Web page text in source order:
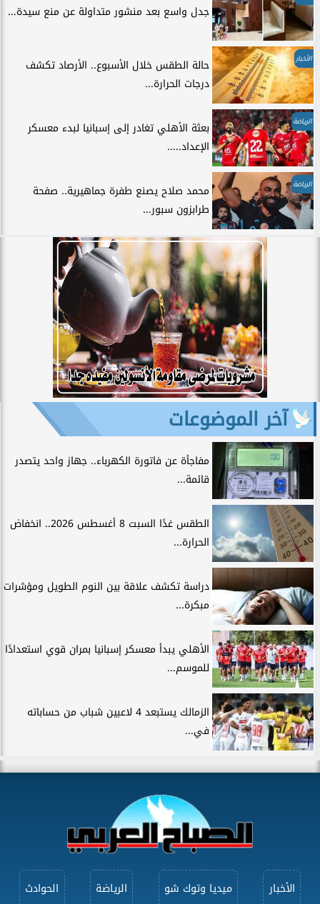
جدل واسع بعد منشور متداولة عن منع سيدة...
الأخبار
حالة الطقس خلال الأسبوع.. الأرصاد تكشف
درجات الحرارة...
الرياضة
بعثة الأهلي تغادر إلى إسبانيا لبدء معسكر
الإعداد.....
الرياضة
محمد صلاح يصنع طفرة جماهيرية.. صفحة
طرابزون سبور...
آخر الموضوعات
مفاجأة عن فاتورة الكهرباء.. جهاز واحد يتصدر
قائمة...
الطقس غدًا السبت 8 أغسطس 2026.. انخفاض
الحرارة...
دراسة تكشف علاقة بين النوم الطويل ومؤشرات
مبكرة...
الأهلي يبدأ معسكر إسبانيا بمران قوي استعدادًا
للموسم...
الزمالك يستبعد 4 لاعبين شباب من حساباته
في...
الأخبار ميديا وتوك شو الرياضة الحوادث